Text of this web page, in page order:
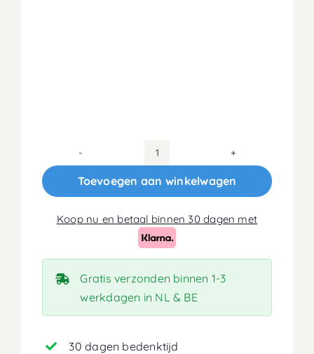
160x210
Koudschuim
16cm
aantal
Toevoegen aan winkelwagen
Koop nu en betaal binnen 30 dagen met
Gratis verzonden binnen 1-3
werkdagen in NL & BE
30 dagen bedenktijd